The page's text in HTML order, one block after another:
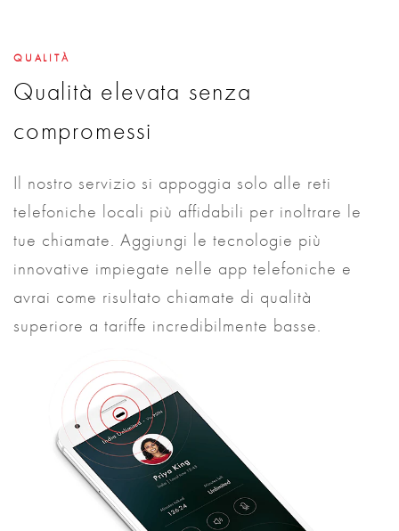
QUALITÀ
Qualità elevata senza
compromessi
Il nostro servizio si appoggia solo alle reti
telefoniche locali più affidabili per inoltrare le
tue chiamate. Aggiungi le tecnologie più
innovative impiegate nelle app telefoniche e
avrai come risultato chiamate di qualità
superiore a tariffe incredibilmente basse.